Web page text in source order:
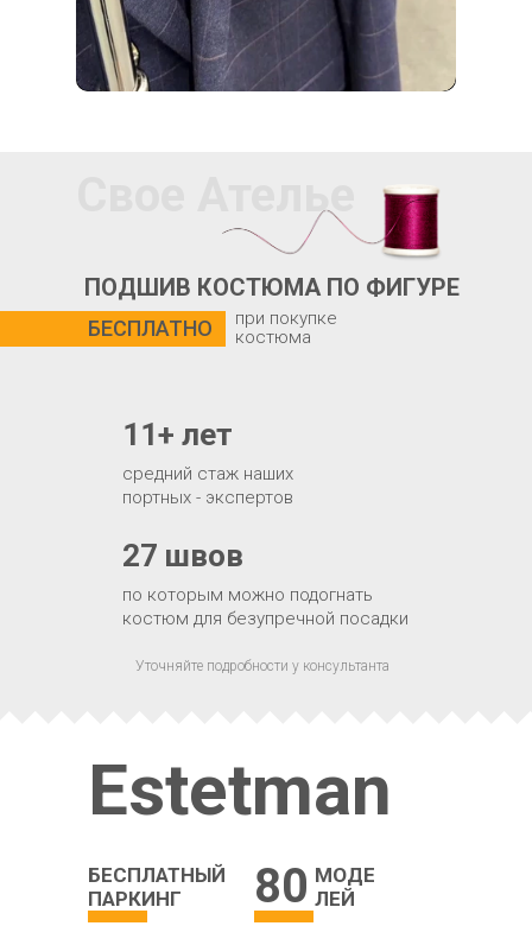
Свое Ателье
ПОДШИВ КОСТЮМА ПО ФИГУРЕ
БЕСПЛАТНО
по которым можно подогнать
костюм для безупречной посадки
27 швов
средний стаж наших
портных - экспертов
11+ лет
при покупке
костюма
Уточняйте подробности у консультанта
Estetman
БЕСПЛАТНЫЙ
ПАРКИНГ
80 МОДЕ
ЛЕЙ